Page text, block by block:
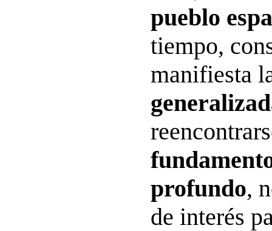
pueblo
tiempo,
manifiesta
profundo,
de interés